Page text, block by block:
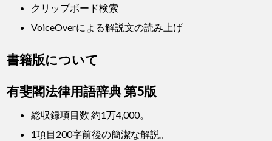
クリップボード検索
VoiceOverによる解説文の読み上げ
書籍版について
有斐閣法律用語辞典 第5版
総収録項目数 約1万4,000。
1項目200字前後の簡潔な解説。